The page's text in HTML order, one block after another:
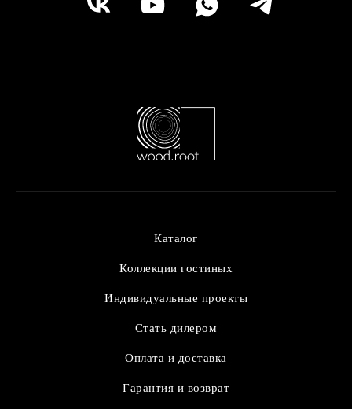
Каталог
Коллекции гостиных
Индивидуальные проекты
Стать дилером
Оплата и доставка
Гарантия и возврат